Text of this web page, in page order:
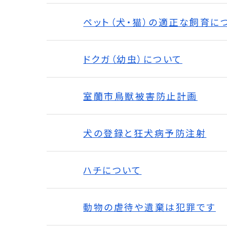
ペット（犬・猫）の適正な飼育に
ドクガ（幼虫）について
室蘭市鳥獣被害防止計画
犬の登録と狂犬病予防注射
ハチについて
動物の虐待や遺棄は犯罪です